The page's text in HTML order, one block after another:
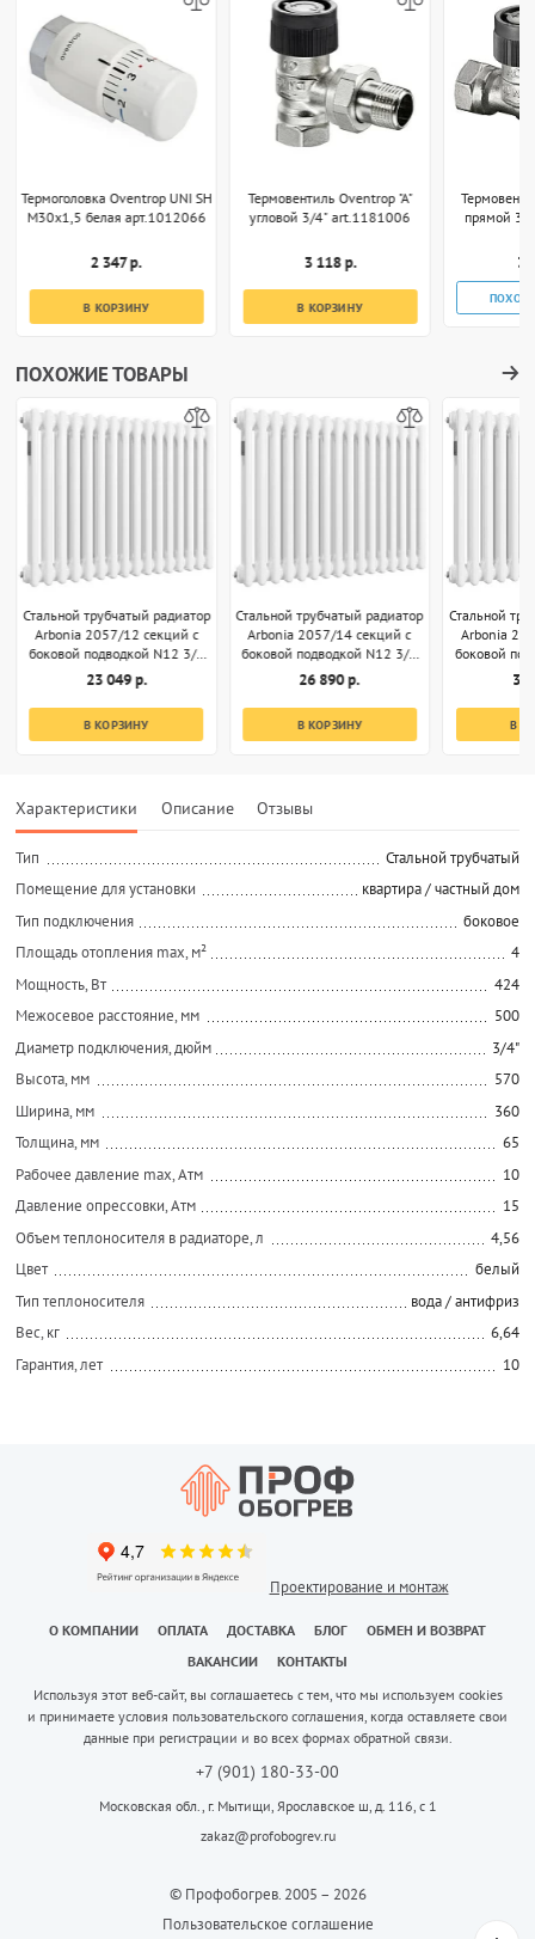
Термоголовка Oventrop UNI SH
M30x1,5 белая арт.1012066
2 347 р.
В КОРЗИНУ
Термовентиль Oventrop "A"
угловой 3/4" art.1181006
3 118 р.
В КОРЗИНУ
прямой 3/
3
ПОХОЖИЕ ТОВАРЫ
Стальной трубчатый радиатор
Arbonia 2057/12 секций с
боковой подводкой N12 3/4
белый
23 049 р.
В КОРЗИНУ
Стальной трубчатый радиатор
Arbonia 2057/14 секций с
боковой подводкой N12 3/4
белый
26 890 р.
В КОРЗИНУ
Стальной
Arbonia
боковой
30
В
Характеристики Описание Отзывы
Тип
Стальной трубчатый
Помещение для установки
квартира / частный дом
Тип подключения
боковое
Площадь отопления max, м²
4
Мощность, Вт
424
Межосевое расстояние, мм
500
Диаметр подключения, дюйм
3/4"
Высота, мм
570
Ширина, мм
360
Толщина, мм
65
Рабочее давление max, Атм
10
Давление опрессовки, Атм
15
Объем теплоносителя в радиаторе, л
4,56
Цвет
белый
Тип теплоносителя
вода / антифриз
Вес, кг
6,64
Гарантия, лет
10
Проектирование и монтаж
О КОМПАНИИ ОПЛАТА ДОСТАВКА БЛОГ
ОБМЕН И ВОЗВРАТ
ВАКАНСИИ
КОНТАКТЫ
Используя этот веб-сайт, вы соглашаетесь с тем, что мы используем cookies
и принимаете условия пользовательского соглашения, когда оставляете свои
данные при регистрации и во всех формах обратной связи.
+7 (901) 180-33-00
Московская обл., г. Мытищи, Ярославское ш, д. 116, с 1
zakaz@profobogrev.ru
© Профобогрев. 2005 – 2026
Пользовательское соглашение